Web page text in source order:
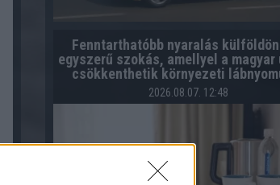
Fenntarthatóbb nyaralás
egyszerű szokás, amellyel a magyar
csökkenthetik környezeti
2026.08.07. 12:48